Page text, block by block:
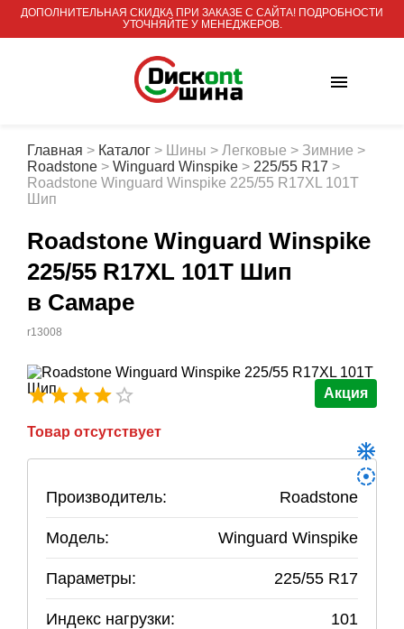
ДОПОЛНИТЕЛЬНАЯ СКИДКА ПРИ ЗАКАЗЕ С САЙТА! ПОДРОБНОСТИ
УТОЧНЯЙТЕ У МЕНЕДЖЕРОВ.
Главная > Каталог > Шины > Легковые > Зимние >
Roadstone > Winguard Winspike > 225/55 R17 >
Roadstone Winguard Winspike 225/55 R17XL 101T
Шип
Roadstone Winguard Winspike
225/55 R17XL 101T Шип
в Самаре
r13008
Акция
Товар отсутствует
Производитель: Roadstone
Модель: Winguard Winspike
Параметры: 225/55 R17
Индекс нагрузки: 101